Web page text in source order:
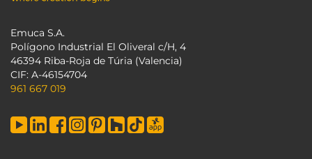
Emuca S.A.
Polígono Industrial El Oliveral c/H, 4
46394 Riba-Roja de Túria (Valencia)
CIF: A-46154704
961 667 019